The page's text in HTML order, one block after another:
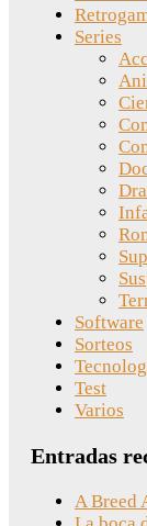
Series
Software
Sorteos
Test
Varios
Entradas
A Breed